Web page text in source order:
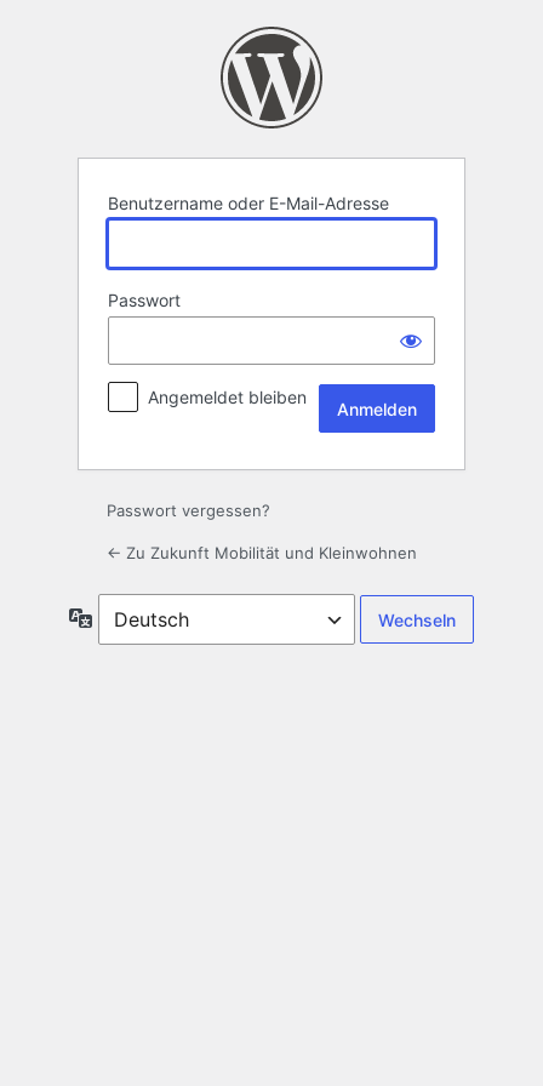
Benutzername oder E-Mail-Adresse
Passwort
Angemeldet bleiben
Passwort vergessen?
← Zu Zukunft Mobilität und Kleinwohnen
Sprache